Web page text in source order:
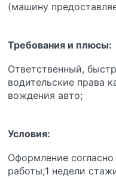
(машину
Требования и плюсы:
Ответственный,
водительские права
вождения авто;
Условия:
Оформление
работы;1 недели